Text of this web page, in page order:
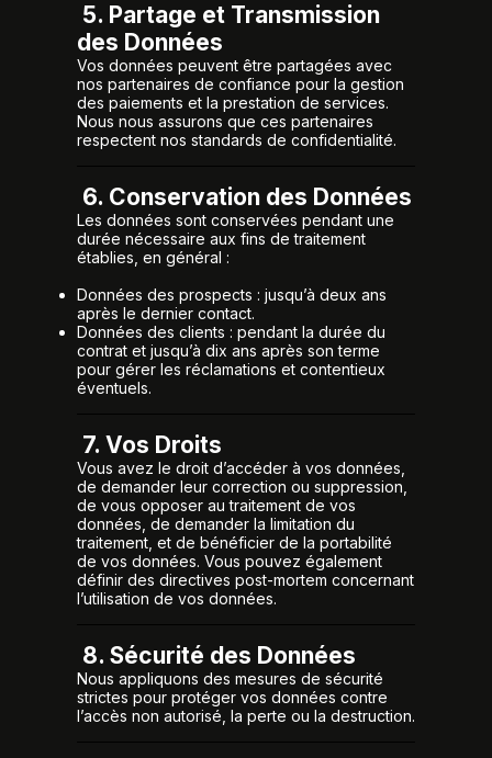
5. Partage et Transmission
des Données
Vos données peuvent être partagées avec
nos partenaires de confiance pour la gestion
des paiements et la prestation de services.
Nous nous assurons que ces partenaires
respectent nos standards de confidentialité.
6. Conservation des Données
Les données sont conservées pendant une
durée nécessaire aux fins de traitement
établies, en général :
Données des prospects : jusqu’à deux ans
après le dernier contact.
Données des clients : pendant la durée du
contrat et jusqu’à dix ans après son terme
pour gérer les réclamations et contentieux
éventuels.
7. Vos Droits
Vous avez le droit d’accéder à vos données,
de demander leur correction ou suppression,
de vous opposer au traitement de vos
données, de demander la limitation du
traitement, et de bénéficier de la portabilité
de vos données. Vous pouvez également
définir des directives post-mortem concernant
l’utilisation de vos données.
8. Sécurité des Données
Nous appliquons des mesures de sécurité
strictes pour protéger vos données contre
l’accès non autorisé, la perte ou la destruction.